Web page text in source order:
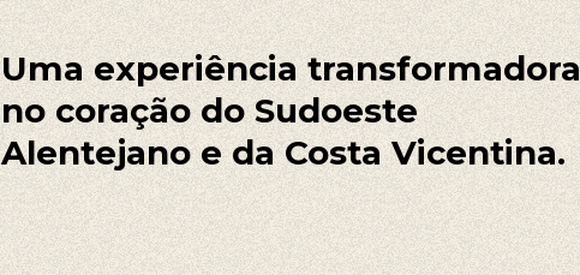
Uma experiência transformadora
no coração do Sudoeste
Alentejano e da Costa Vicentina.